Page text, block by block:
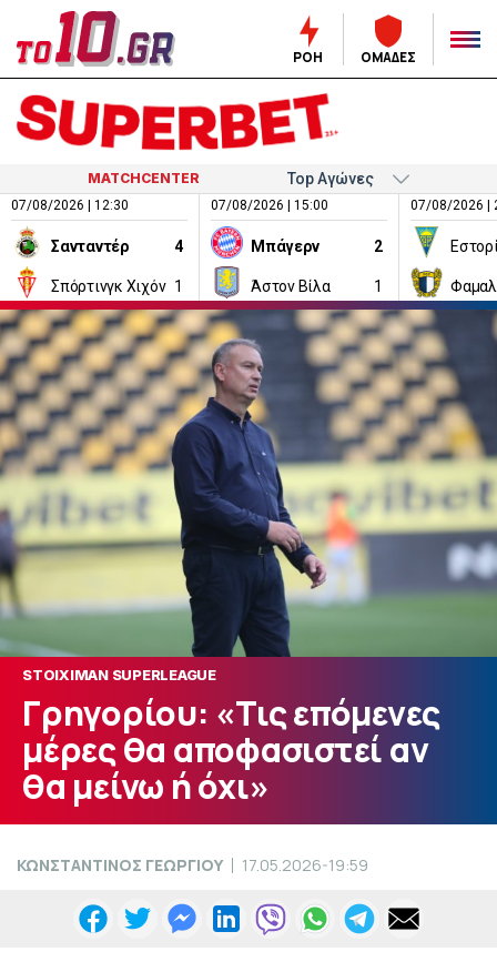
ΡΟΗ ΟΜΑΔΕΣ
MATCHCENTER
07/08/2026 | 12:30
Σανταντέρ 4
Σπόρτινγκ Χιχόν 1
07/08/2026 | 15:00
Μπάγερν 2
Άστον Βίλα 1
07/08/2026 |
STOIXIMAN SUPERLEAGUE
Γρηγορίου: «Τις επόμενες
μέρες θα αποφασιστεί αν
θα μείνω ή όχι»
ΚΩΝΣΤΑΝΤΙΝΟΣ ΓΕΩΡΓΙΟΥ 17.05.2026-19:59